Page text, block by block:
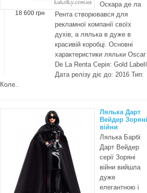
18 600 грн
Оскара де ла
Рента створювався для
рекламної компанії своїх
духів, а лялька в дуже в
красивій коробці. Основні
характеристики ляльки Oscar
De La Renta Серія: Gold
Дата релізу діє до: 2016 Тип:
Коле..
Лялька Дарт
Вейдер Зоряні
війни
Лялька Барбі
Дарт Вейдер
серії Зоряні
війни вийшла
дуже
елегантною і